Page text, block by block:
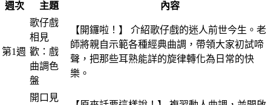
週次
主題 內容
第1週
歌仔戲
相見
歡：戲
曲調色
盤
【開鑼啦！】 介紹歌仔戲的迷人前世今生。老
師將親自示範各種經典曲調，帶領大家初試啼
聲，把那些耳熟能詳的旋律轉化為日常的快
樂。
開口見